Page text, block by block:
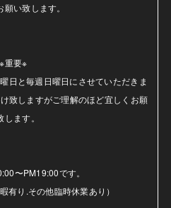
願い致します。
※重要※
日と毎週日曜日にさせていただきま
致しますがご理解のほど宜しくお願
します。
〜PM19:00です。
有り.その他臨時休業あり）